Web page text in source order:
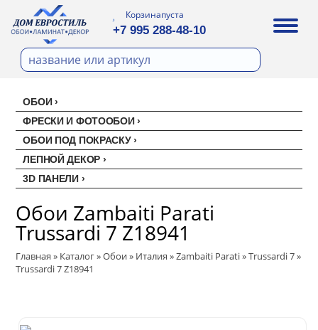
Корзинапуста
+7 995 288-48-10
ОБОИ
Все обои
Палитра
Палитра
Erismann
Erismann
Артекс
Артекс
Ateliero
Ateliero
Милласа
Ambient
Ambient Vol.2
Artsimple
ФРЕСКИ И ФОТООБОИ
ОБОИ ПОД ПОКРАСКУ
Стеклохолст малярный
Ремонтный флизелин
Рогожка под покраску
ЛЕПНОЙ ДЕКОР
Перфект
EVROWOOD
3D ПАНЕЛИ
Панели под покраску
Цветные панели
Обои Zambaiti Parati
Trussardi 7 Z18941
Главная » Каталог»Обои» Италия »Zambaiti Parati»Trussardi 7»
Trussardi 7 Z18941